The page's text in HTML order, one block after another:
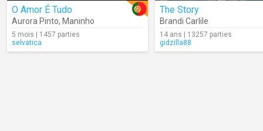
O Amor É Tudo
Aurora Pinto, Maninho
5 mois | 1457 parties
selvatica
The Story
Brandi Carlile
14 ans | 13257 parties
gidzilla88